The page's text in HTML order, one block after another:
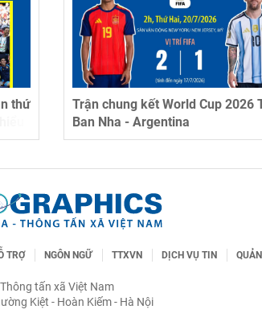
thứ
Trận chung kết World Cup 2026
Ban Nha - Argentina
TRỢ NGÔN NGỮ TTXVN DỊCH VỤ TIN
tấn xã Việt Nam
Kiệt - Hoàn Kiếm - Hà Nội